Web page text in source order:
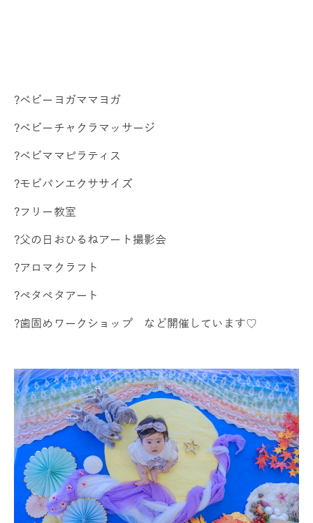
?ベビーヨガママヨガ
?ベビーチャクラマッサージ
?ベビママピラティス
?モビバンエクササイズ
?フリー教室
?父の日おひるねアート撮影会
?アロマクラフト
?ペタペタアート
?歯固めワークショップ など開催しています♡